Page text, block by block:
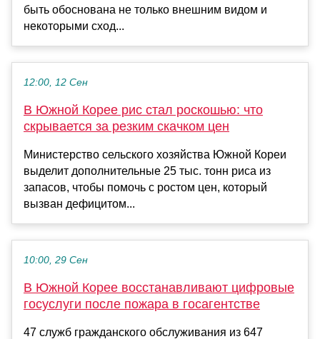
быть обоснована не только внешним видом и
некоторыми сход...
12:00, 12 Сен
В Южной Корее рис стал роскошью: что
скрывается за резким скачком цен
Министерство сельского хозяйства Южной Кореи
выделит дополнительные 25 тыс. тонн риса из
запасов, чтобы помочь с ростом цен, который
вызван дефицитом...
10:00, 29 Сен
В Южной Корее восстанавливают цифровые
госуслуги после пожара в госагентстве
47 служб гражданского обслуживания из 647